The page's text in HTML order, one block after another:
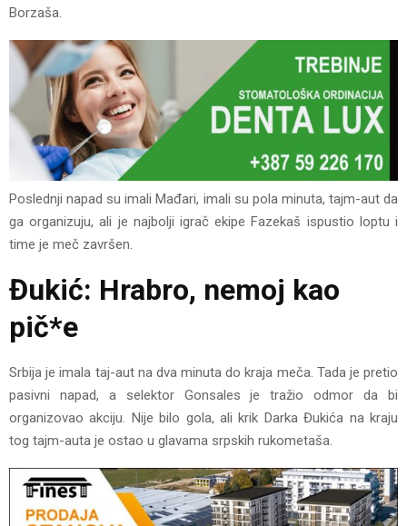
Borzaša.
Poslednji napad su imali Mađari, imali su pola minuta, tajm-aut da
ga organizuju, ali je najbolji igrač ekipe Fazekaš ispustio loptu i
time je meč završen.
Đukić: Hrabro, nemoj kao
pič*e
Srbija je imala taj-aut na dva minuta do kraja meča. Tada je pretio
pasivni napad, a selektor Gonsales je tražio odmor da bi
organizovao akciju. Nije bilo gola, ali krik Darka Đukića na kraju
tog tajm-auta je ostao u glavama srpskih rukometaša.